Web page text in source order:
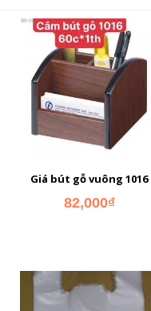
Giá bút gỗ vuông 1016
82,000₫
ADD TO CART